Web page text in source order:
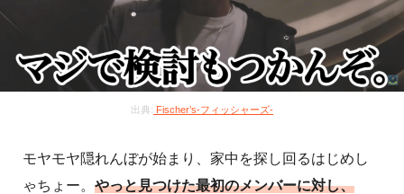
出典: Fischer’s-フィッシャーズ-
モヤモヤ隠れんぼが始まり、家中を探し回るはじめし
ゃちょー。 やっと見つけた最初のメンバーに対し、